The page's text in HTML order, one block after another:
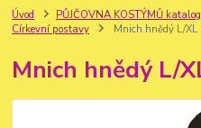
Úvod PŮJČOVNA KOSTÝMŮ katalog
Církevní postavy
Mnich hnědý L/XL
Mnich hnědý L/